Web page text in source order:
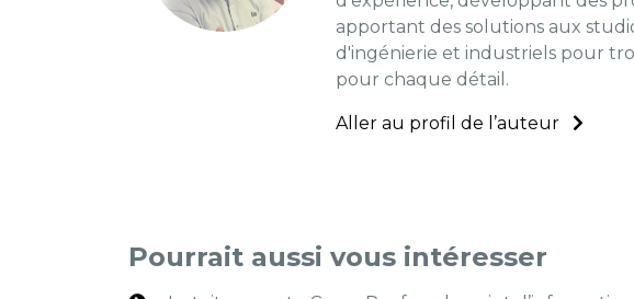
apportant des solutions aux
d'ingénierie et industriels pour
pour chaque détail.
Aller au profil de l’auteur
Pourrait aussi vous intéresser